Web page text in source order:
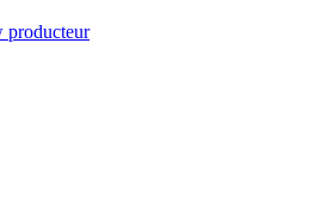
producteur